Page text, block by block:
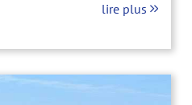
et les offres du parc
de ce village de
ne semblait pas
lire plus